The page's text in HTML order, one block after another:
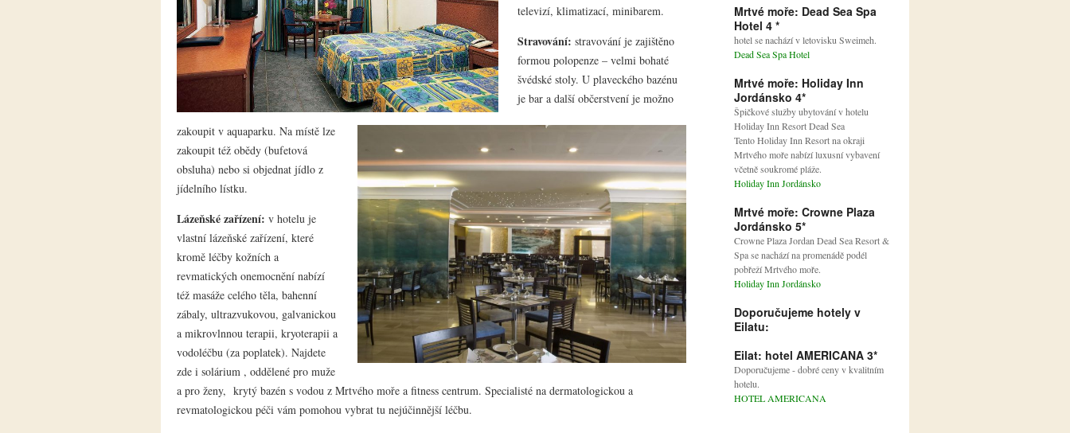
televizí, klimatizací, minibarem.
Stravování: stravování je zajištěno
formou polopenze – velmi bohaté
švédské stoly. U plaveckého bazénu
je bar a další občerstvení je možno
zakoupit v aquaparku. Na místě lze
zakoupit též obědy (bufetová
obsluha) nebo si objednat jídlo z
jídelního lístku.
Lázeňské zařízení: v hotelu je
vlastní lázeňské zařízení, které
kromě léčby kožních a
revmatických onemocnění nabízí
též masáže celého těla, bahenní
zábaly, ultrazvukovou, galvanickou
a mikrovlnnou terapii, kryoterapii a
vodoléčbu (za poplatek). Najdete
zde i solárium , oddělené pro muže
a pro ženy, krytý bazén s vodou z Mrtvého moře a fitness centrum. Specialisté na dermatologickou a
revmatologickou péči vám pomohou vybrat tu nejúčinnější léčbu.
Mrtvé moře: Dead Sea Spa
Hotel 4 *
hotel se nachází v letovisku Sweimeh.
Dead Sea Spa Hotel
Mrtvé moře: Holiday Inn
Jordánsko 4*
Špičkové služby ubytování v hotelu
Holiday Inn Resort Dead Sea
Tento Holiday Inn Resort na okraji
Mrtvého moře nabízí luxusní vybavení
včetně soukromé pláže.
Holiday Inn Jordánsko
Mrtvé moře: Crowne Plaza
Jordánsko 5*
Crowne Plaza Jordan Dead Sea Resort &
Spa se nachází na promenádě podél
pobřeží Mrtvého moře.
Holiday Inn Jordánsko
Doporučujeme hotely v
Eilatu:
Eilat: hotel AMERICANA 3*
Doporučujeme - dobré ceny v kvalitním
hotelu.
HOTEL AMERICANA